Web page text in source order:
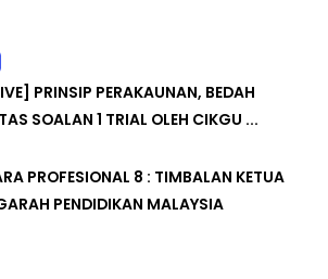
PRINSIP PERAKAUNAN, BEDAH
SOALAN 1 TRIAL OLEH CIKGU ...
PROFESIONAL 8 : TIMBALAN KETUA
PENDIDIKAN MALAYSIA